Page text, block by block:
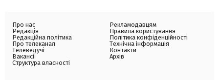
Про нас
Редакція
Редакційна політика
Про телеканал
Телеведучі
Вакансії
Структура власності
Рекламодавцям
Правила користування
Політика конфіденційності
Технічна інформація
Контакти
Архів